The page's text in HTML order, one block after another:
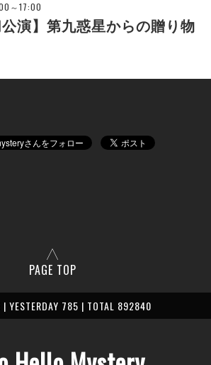
～17:00
公演】第九惑星からの贈り物
PAGE TOP
| YESTERDAY 785 | TOTAL 892840